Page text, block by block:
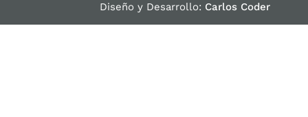
Diseño y Desarrollo: Carlos Coder